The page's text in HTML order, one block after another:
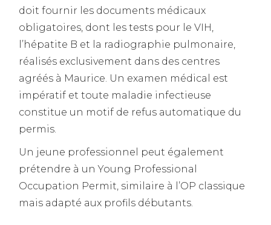
doit fournir les documents médicaux
obligatoires, dont les tests pour le VIH,
l’hépatite B et la radiographie pulmonaire,
réalisés exclusivement dans des centres
agréés à Maurice. Un examen médical est
impératif et toute maladie infectieuse
constitue un motif de refus automatique du
permis.
Un jeune professionnel peut également
prétendre à un Young Professional
Occupation Permit, similaire à l’OP classique
mais adapté aux profils débutants.